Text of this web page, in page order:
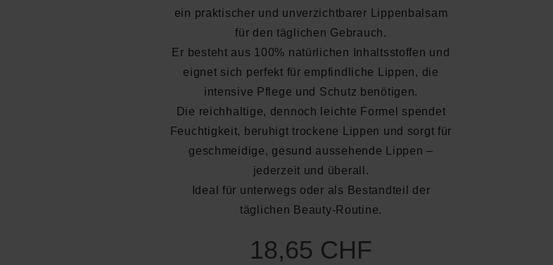
ein praktischer und unverzichtbarer Lippenbalsam
für den täglichen Gebrauch.
Er besteht aus 100% natürlichen Inhaltsstoffen und
eignet sich perfekt für empfindliche Lippen, die
intensive Pflege und Schutz benötigen.
Die reichhaltige, dennoch leichte Formel spendet
Feuchtigkeit, beruhigt trockene Lippen und sorgt für
geschmeidige, gesund aussehende Lippen –
jederzeit und überall.
Ideal für unterwegs oder als Bestandteil der
täglichen Beauty-Routine.
18,65 CHF